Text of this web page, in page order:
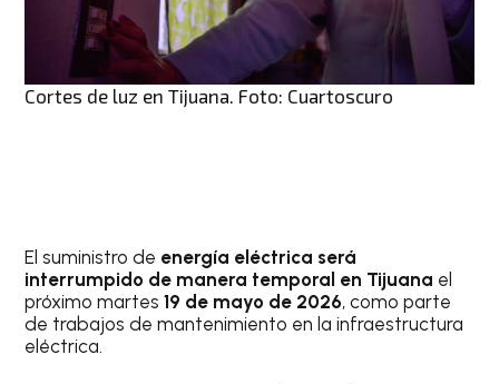
Cortes de luz en Tijuana. Foto: Cuartoscuro
El suministro de energía eléctrica será
interrumpido de manera temporal en Tijuana el
próximo martes19 de mayo de 2026, como parte
de trabajos de mantenimiento en la infraestructura
eléctrica.